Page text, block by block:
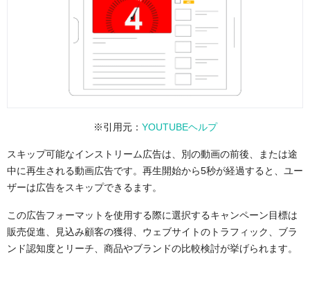
※引用元： YOUTUBEヘルプ
スキップ可能なインストリーム広告は、別の動画の前後、または途
中に再生される動画広告です。再生開始から5秒が経過すると、ユー
ザーは広告をスキップできるます。
この広告フォーマットを使用する際に選択するキャンペーン目標は
販売促進、見込み顧客の獲得、ウェブサイトのトラフィック、ブラ
ンド認知度とリーチ、商品やブランドの比較検討が挙げられます。